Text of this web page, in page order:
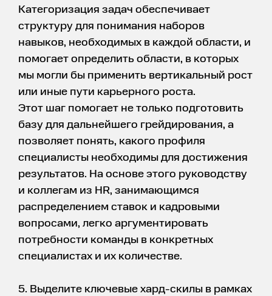
Категоризация задач обеспечивает
структуру для понимания наборов
навыков, необходимых в каждой области, и
помогает определить области, в которых
мы могли бы применить вертикальный рост
или иные пути карьерного роста.
Этот шаг помогает не только подготовить
базу для дальнейшего грейдирования, а
позволяет понять, какого профиля
специалисты необходимы для достижения
результатов. На основе этого руководству
и коллегам из HR, занимающимся
распределением ставок и кадровыми
вопросами, легко аргументировать
потребности команды в конкретных
специалистах и их количестве.
5. Выделите ключевые хард-скилы в рамках